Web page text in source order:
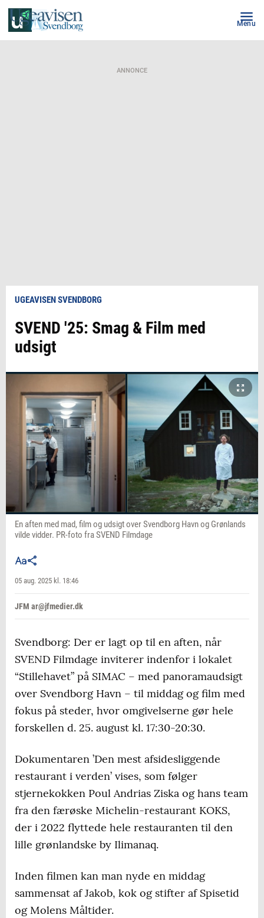
Menu
ANNONCE
UGEAVISEN SVENDBORG
SVEND '25: Smag & Film med
udsigt
En aften med mad, film og udsigt over Svendborg Havn og Grønlands
vilde vidder. PR-foto fra SVEND Filmdage
05 aug. 2025 kl. 18:46
JFM ar@jfmedier.dk
Svendborg: Der er lagt op til en aften, når
SVEND Filmdage inviterer indenfor i lokalet
“Stillehavet” på SIMAC – med panoramaudsigt
over Svendborg Havn – til middag og film med
fokus på steder, hvor omgivelserne gør hele
forskellen d. 25. august kl. 17:30-20:30.
Dokumentaren ’Den mest afsidesliggende
restaurant i verden’ vises, som følger
stjernekokken Poul Andrias Ziska og hans team
fra den færøske Michelin-restaurant KOKS,
der i 2022 flyttede hele restauranten til den
lille grønlandske by Ilimanaq.
Inden filmen kan man nyde en middag
sammensat af Jakob, kok og stifter af Spisetid
og Molens Måltider.